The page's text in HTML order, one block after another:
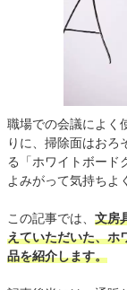
職場での会議によく
りに、掃除面はおろ
る「ホワイトボード
よみがって気持ちよ
この記事では、 文房
えていただいた、ホ
品を紹介します。